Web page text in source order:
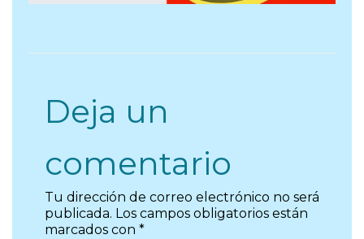
Deja un
comentario
Tu dirección de correo electrónico no será
publicada. Los campos obligatorios están
marcados con *